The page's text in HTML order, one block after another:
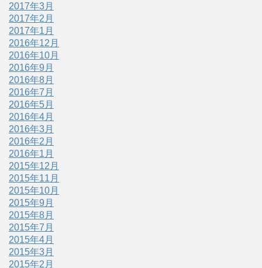
2017年3月
2017年2月
2017年1月
2016年12月
2016年10月
2016年9月
2016年8月
2016年7月
2016年5月
2016年4月
2016年3月
2016年2月
2016年1月
2015年12月
2015年11月
2015年10月
2015年9月
2015年8月
2015年7月
2015年4月
2015年3月
2015年2月